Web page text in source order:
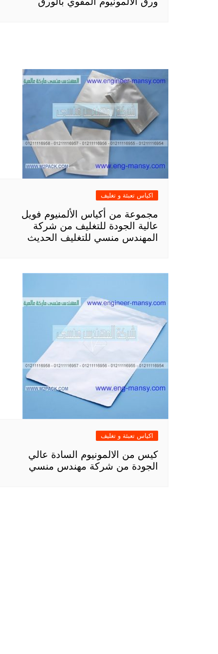
اكياس تعبئة و تغليف
مجموعة من أكياس الألمنيوم فويل
عالية الجودة للتغليف من شركة
المهندس منسي للتغليف الحديث
اكياس تعبئة و تغليف
كيس من الالمونيوم السادة عالي
الجودة من شركة مهندس منسي